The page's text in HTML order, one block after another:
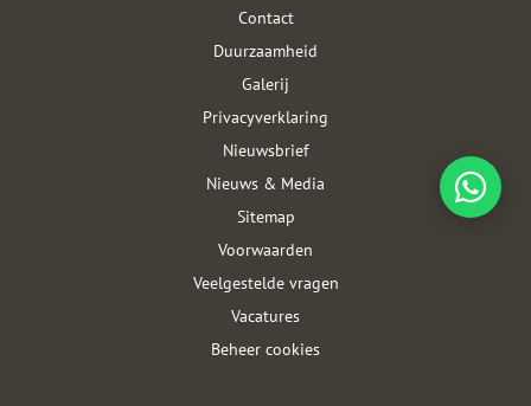
Contact
Duurzaamheid
Galerij
Privacyverklaring
Nieuwsbrief
Nieuws & Media
Sitemap
Voorwaarden
Veelgestelde vragen
Vacatures
Beheer cookies